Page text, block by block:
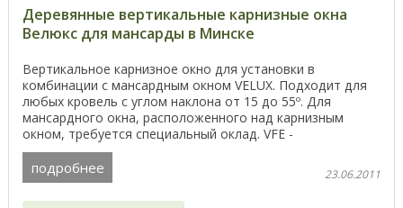
Деревянные вертикальные карнизные окна
Велюкс для мансарды в Минске
Вертикальное карнизное окно для установки в
комбинации с мансардным окном VELUX. Подходит для
любых кровель с углом наклона от 15 до 55º. Для
мансардного окна, расположенного над карнизным
окном, требуется специальный оклад. VFE -
вертикальный ...
подробнее 23.06.2011